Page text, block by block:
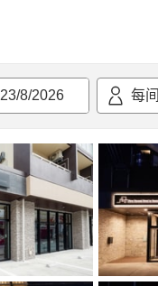
23/8/2026 每间